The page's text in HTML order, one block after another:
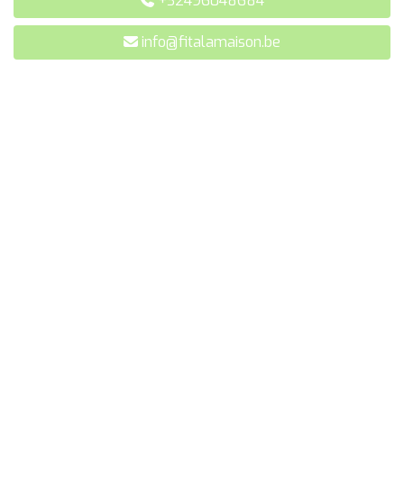
info@fitalamaison.be